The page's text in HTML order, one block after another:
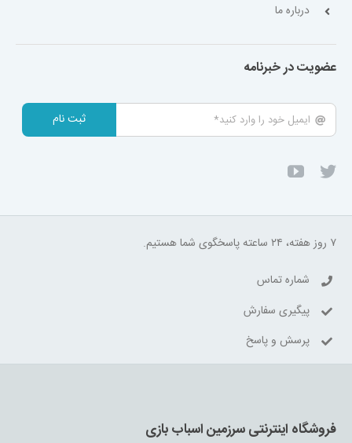
درباره ما
عضویت در خبرنامه
ثبت نام
۷ روز هفته، ۲۴ ساعته پاسخگوی شما هستیم.
شماره تماس
پیگیری سفارش
پرسش و پاسخ
فروشگاه اینترنتی سرزمین اسباب بازی